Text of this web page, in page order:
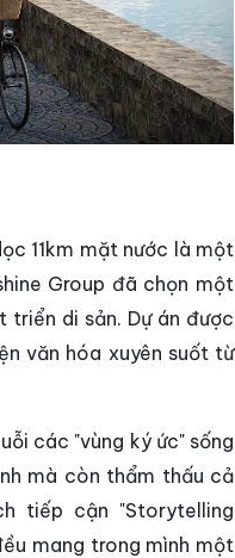
11km mặt nước là một
Group đã chọn một
triển di sản. Dự án được
văn hóa xuyên suốt từ
các "vùng ký ức" sống
mà còn thẩm thấu cả
tiếp cận "Storytelling
mang trong mình một